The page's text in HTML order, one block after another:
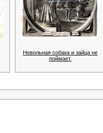
Невольная собака и зайца не
поймает.